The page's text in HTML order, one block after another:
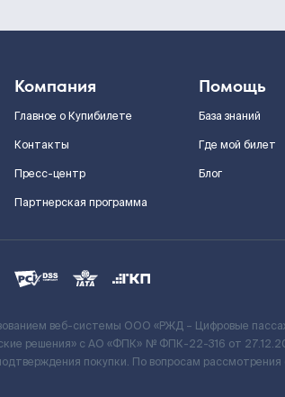
Компания
Главное о Купибилете
Контакты
Пресс-центр
Партнерская программа
Помощь
База знаний
Где мой билет
Блог
веб-системы ООО «РЖД – Цифровые
решения» c АО «ФПК» № ФПК-22-316 от
покупки. По вопросам